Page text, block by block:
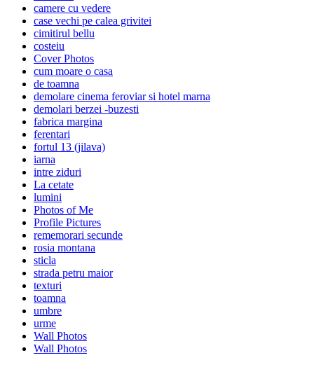
camere cu vedere
case vechi pe calea grivitei
cimitirul bellu
costeiu
Cover Photos
cum moare o casa
de toamna
demolare cinema feroviar si hotel marna
demolari berzei -buzesti
fabrica margina
ferentari
fortul 13 (jilava)
iarna
intre ziduri
La cetate
lumini
Photos of Me
Profile Pictures
rememorari secunde
rosia montana
sticla
strada petru maior
texturi
toamna
umbre
urme
Wall Photos
Wall Photos